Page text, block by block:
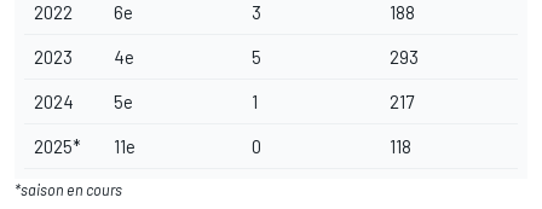
2022 6e 3 188
2023 4e 5 293
2024 5e 1 217
2025* 11e 0 118
*saison en cours